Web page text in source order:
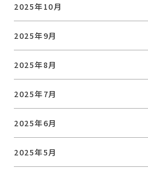
2025年10月
2025年9月
2025年8月
2025年7月
2025年6月
2025年5月